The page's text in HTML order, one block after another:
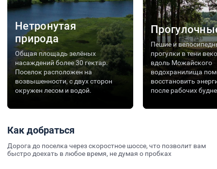
Нетронутая
природа
Общая площадь зелёных
насаждений более 30 гектар.
Поселок расположен на
возвышенности, с двух сторон
окружен лесом и водой.
Пешие и
прогулки в тени
вдоль Можайского
водохранилища
восстановить
после рабочих
Как добраться
Дорога до поселка через скоростное шоссе, что позволит вам
быстро доехать в любое время, не думая о пробках